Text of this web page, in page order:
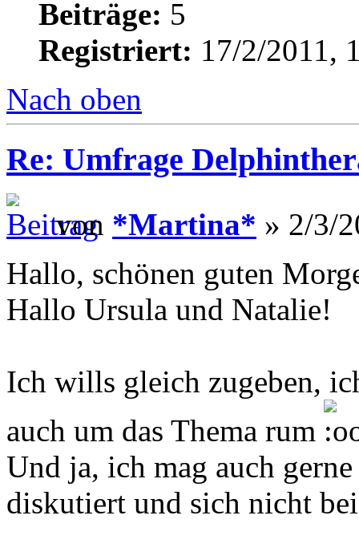
Beiträge: 5
Registriert: 17/2/2011,
Nach oben
Re: Umfrage
von *Martina* » 2/3/
Hallo, schönen guten
Hallo Ursula und Natalie!
Ich wills gleich zugeben,
auch um das Thema rum
Und ja, ich mag auch
diskutiert und sich nicht